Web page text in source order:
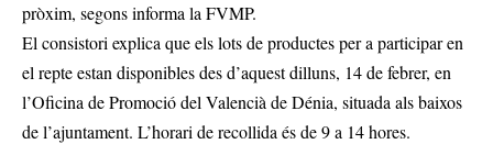
pròxim, segons informa la FVMP.
El consistori explica que els lots de productes per a participar en
el repte estan disponibles des d’aquest dilluns, 14 de febrer, en
l’Oficina de Promoció del Valencià de Dénia, situada als baixos
de l’ajuntament. L’horari de recollida és de 9 a 14 hores.